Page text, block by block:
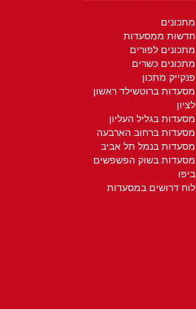
מתכונים
חדשות ממסעדות
מתכונים לפורים
מתכונים כשרים
פנקייק מתכון
מסעדות ברוטשילד ראשון
לציון
מסעדות בגליל העליון
מסעדות ברחוב הארבעה
מסעדות בנמל תל אביב
מסעדות בשוק הפשפשים
ביפו
לוח דרושים במסעדות